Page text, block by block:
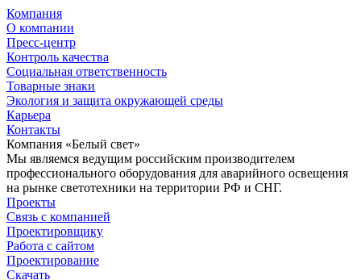
Компания
О компании
Пресс-центр
Контроль качества
Социальная ответственность
Товарные знаки
Экология и защита окружающей среды
Карьера
Контакты
Компания «Белый свет»
Мы являемся ведущим российским производителем
профессионального оборудования для аварийного освещения
на рынке светотехники на территории РФ и СНГ.
Проекты
Связь с компанией
Проектировщику
Работа с сайтом
Проектирование
Скачать